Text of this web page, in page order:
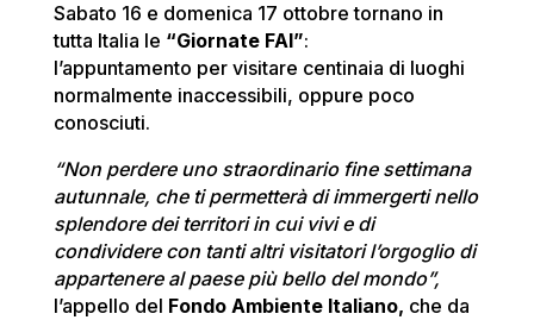
Sabato 16 e domenica 17 ottobre tornano in
tutta Italia le “Giornate FAI”:
l’appuntamento per visitare centinaia di luoghi
normalmente inaccessibili, oppure poco
conosciuti.
“Non perdere uno straordinario fine settimana
autunnale, che ti permetterà di immergerti nello
splendore dei territori in cui vivi e di
condividere con tanti altri visitatori l’orgoglio di
appartenere al paese più bello del mondo”,
l’appello del Fondo Ambiente Italiano, che da